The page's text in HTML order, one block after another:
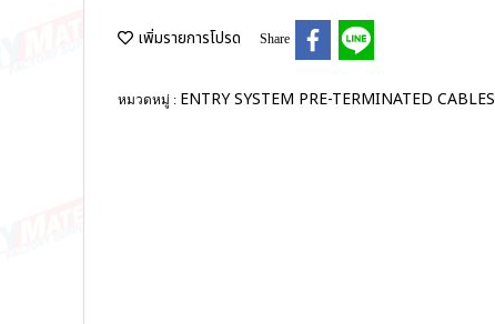
เพิ่มรายการโปรด Share
หมวดหมู่ : ENTRY SYSTEM PRE-TERMINATED CABLES